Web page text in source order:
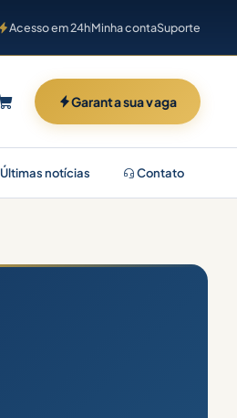
Acesso em 24hMinha contaSuporte
Garanta sua vaga
Últimas notícias Contato